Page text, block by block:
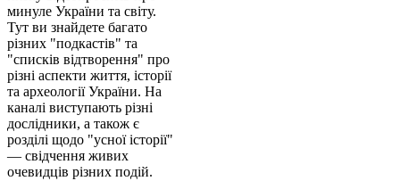
минуле України та світу.
Тут ви знайдете багато
різних "подкастів" та
"списків відтворення" про
різні аспекти життя, історії
та археології України. На
каналі виступають різні
дослідники, а також є
розділі щодо "усної історії"
— свідчення живих
очевидців різних подій.